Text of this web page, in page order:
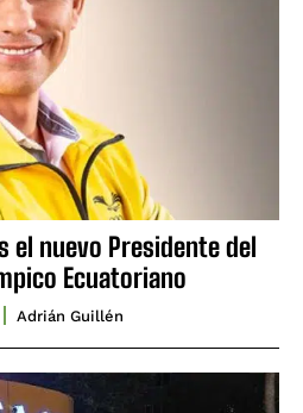
el nuevo Presidente del
Ecuatoriano
Adrián Guillén